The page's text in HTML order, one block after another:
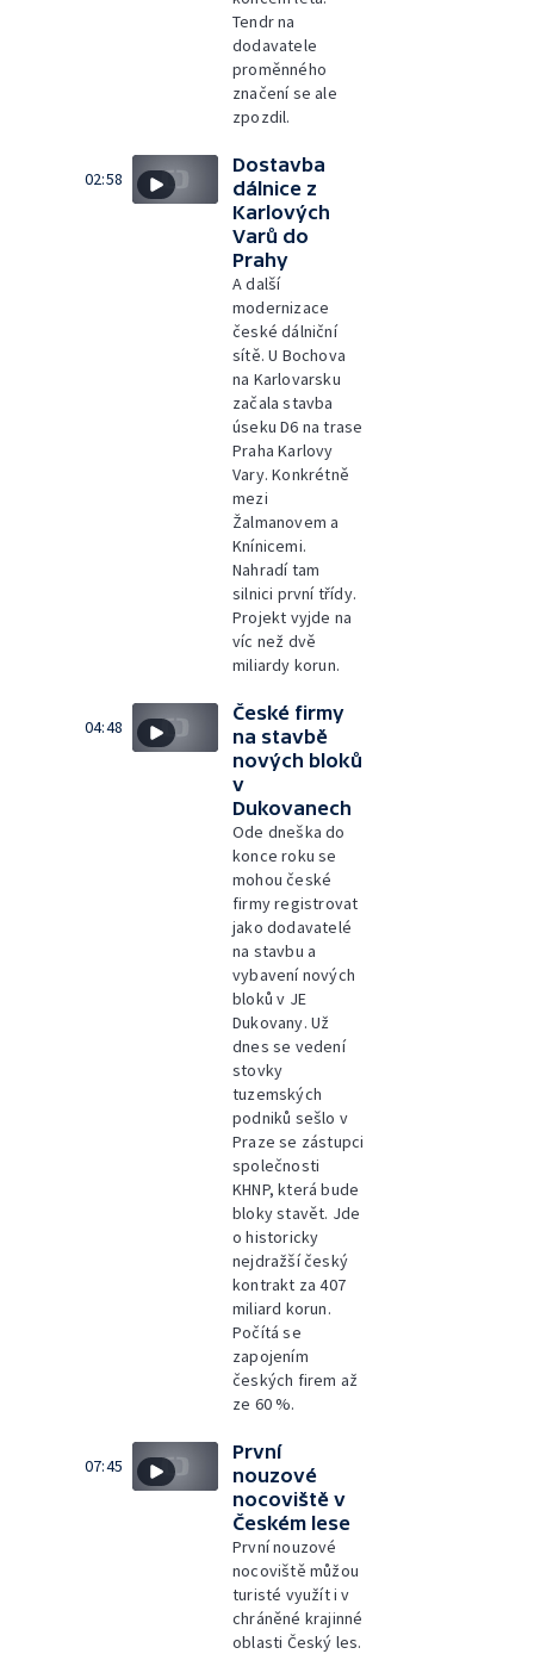
Tendr na
dodavatele
proměnného
značení se ale
zpozdil.
02:58
Dostavba
dálnice z
Karlových
Varů do
Prahy
A další
modernizace
české dálniční
sítě. U Bochova
na Karlovarsku
začala stavba
úseku D6 na trase
Praha Karlovy
Vary. Konkrétně
mezi
Žalmanovem a
Knínicemi.
Nahradí tam
silnici první třídy.
Projekt vyjde na
víc než dvě
miliardy korun.
04:48
České firmy
na stavbě
nových bloků
v
Dukovanech
Ode dneška do
konce roku se
mohou české
firmy registrovat
jako dodavatelé
na stavbu a
vybavení nových
bloků v JE
Dukovany. Už
dnes se vedení
stovky
tuzemských
podniků sešlo v
Praze se zástupci
společnosti
KHNP, která bude
bloky stavět. Jde
o historicky
nejdražší český
kontrakt za 407
miliard korun.
Počítá se
zapojením
českých firem až
ze 60 %.
07:45
První
nouzové
nocoviště v
Českém lese
První nouzové
nocoviště můžou
turisté využít i v
chráněné krajinné
oblasti Český les.